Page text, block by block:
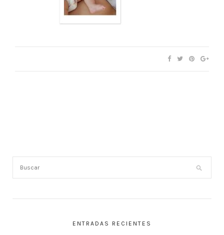
ENTRADAS RECIENTES